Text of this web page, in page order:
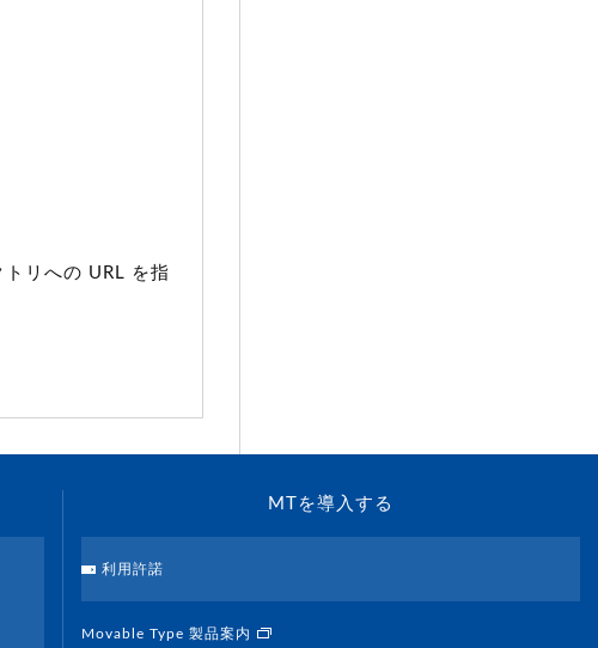
リへの URL を指
MTを導入する
利用許諾
Movable Type 製品案内